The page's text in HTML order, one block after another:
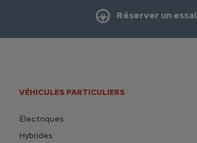
Réserver un essai
VÉHICULES PARTICULIERS
Électriques
Hybrides